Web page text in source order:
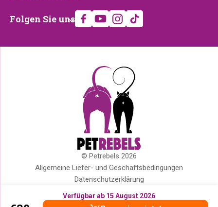
Verfügbar ab 15 August 2026
Folgen
uns
Folgen Sie uns
© Petrebels 2026
Copyright
Allgemeine Liefer- und Geschäftsbedingungen
Datenschutzerklärung
Cookies
Impressum